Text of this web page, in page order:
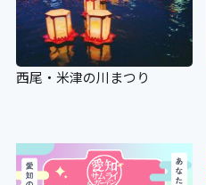
西尾・米津の川まつり